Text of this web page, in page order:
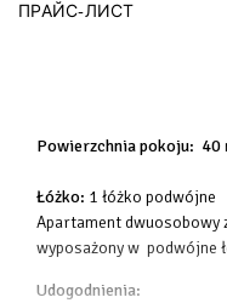
ПРАЙС-ЛИСТ
Powierzchnia pokoju: 40
Łóżko: 1 łóżko podwójne
Apartament dwuosobowy
wyposażony w podwójne
Udogodnienia: